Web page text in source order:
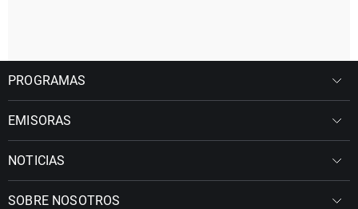
PROGRAMAS
EMISORAS
NOTICIAS
SOBRE NOSOTROS